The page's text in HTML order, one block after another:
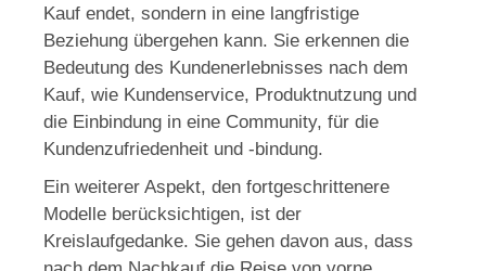
Kauf endet, sondern in eine langfristige
Beziehung übergehen kann. Sie erkennen die
Bedeutung des Kundenerlebnisses nach dem
Kauf, wie Kundenservice, Produktnutzung und
die Einbindung in eine Community, für die
Kundenzufriedenheit und -bindung.
Ein weiterer Aspekt, den fortgeschrittenere
Modelle berücksichtigen, ist der
Kreislaufgedanke. Sie gehen davon aus, dass